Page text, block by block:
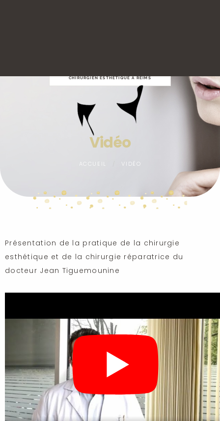
CHIRURGIEN ESTHÉTIQUE À REIMS
Vidéo
ACCUEIL VIDÉO
Présentation de la pratique de la chirurgie
esthétique et de la chirurgie réparatrice du
docteur Jean Tiguemounine